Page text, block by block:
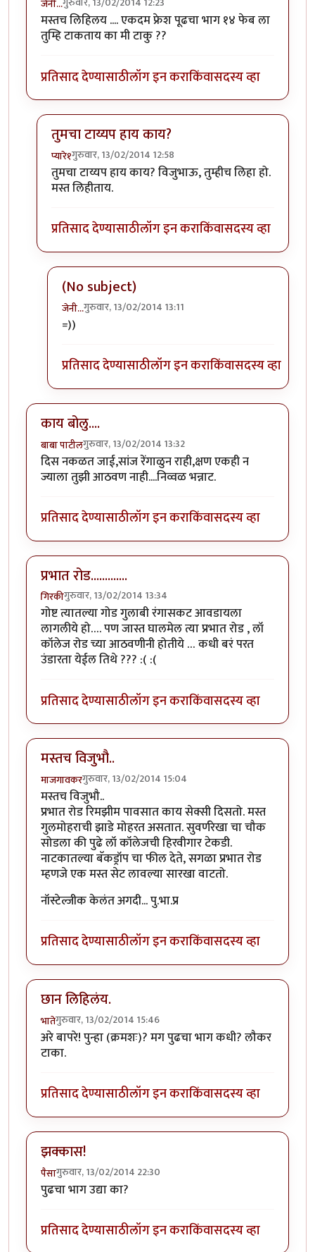
जेनी...
मस्तच लिहिलय .... एकदम फ्रेश पूढचा भाग १४ फेब ला
तुम्हि टाकताय का मी टाकु ??
प्रतिसाद देण्यासाठीलॉग इन कराकिंवासदस्य व्हा
तुमचा टाय्यप हाय काय?
प्यारे१गुरुवार, 13/02/2014 12:58
In reply toमस्तच लिहिलय .... एकदम फ्रेशbyजेनी...
तुमचा टाय्यप हाय काय? विजुभाऊ, तुम्हीच लिहा हो.
मस्त लिहीताय.
प्रतिसाद देण्यासाठीलॉग इन कराकिंवासदस्य व्हा
(No subject)
जेनी...गुरुवार, 13/02/2014 13:11
In reply to
=))
प्रतिसाद देण्यासाठीलॉग इन कराकिंवासदस्य व्हा
काय बोलु....
बाबा पाटीलगुरुवार, 13/02/2014 13:32
दिस नकळत जाई,सांज रेंगाळुन राही,क्षण एकही न
ज्याला तुझी आठवण नाही....निव्वळ भन्नाट.
प्रतिसाद देण्यासाठीलॉग इन कराकिंवासदस्य व्हा
प्रभात रोड.............
गिरकीगुरुवार, 13/02/2014 13:34
गोष्ट त्यातल्या गोड गुलाबी रंगासकट आवडायला
लागलीये हो…. पण जास्त घालमेल त्या प्रभात रोड , लॉ
कॉलेज रोड च्या आठवणीनी होतीये … कधी बरं परत
उंडारता येईल तिथे ??? :( :(
प्रतिसाद देण्यासाठीलॉग इन कराकिंवासदस्य व्हा
मस्तच विजुभौ..
माजगावकरगुरुवार, 13/02/2014 15:04
मस्तच विजुभौ..
प्रभात रोड रिमझीम पावसात काय सेक्सी दिसतो. मस्त
गुलमोहराची झाडे मोहरत असतात. सुवर्णरेखा चा चौक
सोडला की पुढे लॉ कॉलेजची हिरवीगार टेकडी.
नाटकातल्या बॅकड्रॉप चा फील देते, सगळा प्रभात रोड
म्हणजे एक मस्त सेट लावल्या सारखा वाटतो.
नॉस्टेल्जीक केलंत अगदी... पु.भा.प्र
प्रतिसाद देण्यासाठीलॉग इन कराकिंवासदस्य व्हा
छान लिहिलंय.
भातेगुरुवार, 13/02/2014 15:46
अरे बापरे! पुन्हा (क्रमशः)? मग पुढचा भाग कधी? लौकर
टाका.
प्रतिसाद देण्यासाठीलॉग इन कराकिंवासदस्य व्हा
झक्कास!
पैसागुरुवार, 13/02/2014 22:30
पुढचा भाग उद्या का?
प्रतिसाद देण्यासाठीलॉग इन कराकिंवासदस्य व्हा